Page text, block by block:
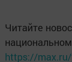
Читайте
https://